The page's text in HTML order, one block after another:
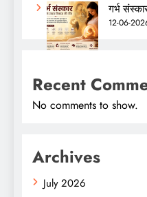
गर्भ
12-06-
Recent
No comments to show.
Archives
July 2026